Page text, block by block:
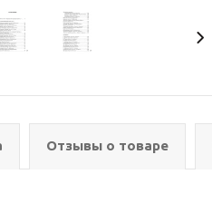
Отзывы о товаре